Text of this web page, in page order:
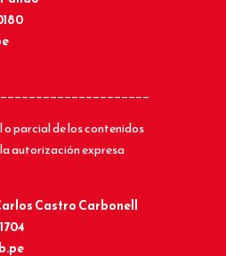
parcial de los contenidos
autorización expresa
Castro Carbonell